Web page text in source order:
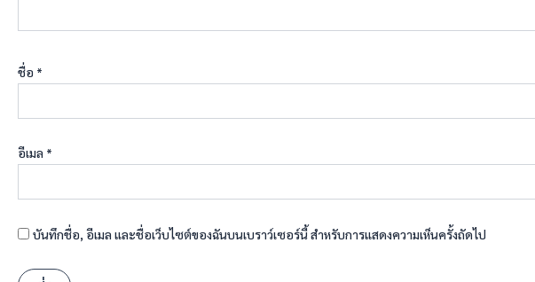
ชื่อ *
อีเมล *
บันทึกชื่อ, อีเมล และชื่อเว็บไซต์ของฉันบนเบราว์เซอร์นี้ สำหรับการแสดงความเห็นครั้งถัดไป